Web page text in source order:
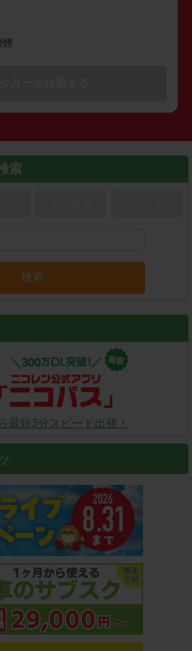
煙
索
検索
最短3分スピード出発！